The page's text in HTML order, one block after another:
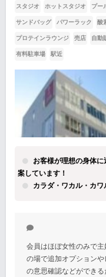
スタジオ ホットスタジオ プー
サンドバッグ パワーラック 酸
プロテインラウンジ 売店 自動
有料駐車場 駅近
お客様が理想の身体
案しています！
カラダ・ワカル・カワ
会員はほぼ女性のみで
の場で追加オプション
の意思確認などができ